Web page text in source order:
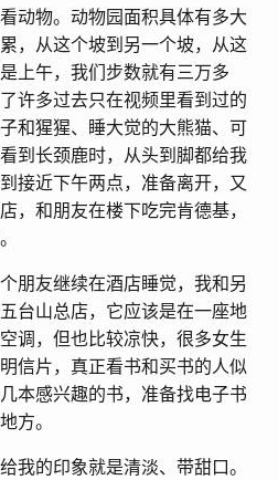
动物。动物园面积具体有多大
，从这个坡到另一个坡，从这
上午，我们步数就有三万多
许多过去只在视频里看到过的
和猩猩、睡大觉的大熊猫、可
到长颈鹿时，从头到脚都给我
接近下午两点，准备离开，又
，和朋友在楼下吃完肯德基，
朋友继续在酒店睡觉，我和另
台山总店，它应该是在一座地
调，但也比较凉快，很多女生
信片，真正看书和买书的人似
本感兴趣的书，准备找电子书
方。
我的印象就是清淡、带甜口。